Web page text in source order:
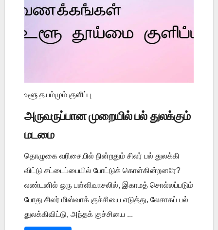
உளூ தயம்மும் குளிப்பு
அருவருப்பான முறையில் பல் துலக்கும்
மடமை
தொழுகை வரிசையில் நின்றதும் சிலர் பல் துலக்கி
விட்டு சட்டைப்பையில் போட்டுக் கொள்கின்றனரே?
லண்டனில் ஒரு பள்ளிவாசலில், இகாமத் சொல்லப்படும்
போது சிலர் மிஸ்வாக் குச்சியை எடுத்து, லேசாகப் பல்
துலக்கிவிட்டு, அந்தக் குச்சியை ...